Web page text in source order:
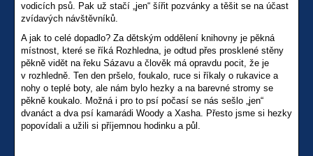
vodicích psů. Pak už stačí „jen“ šířit pozvánky a těšit se na účast
zvídavých návštěvníků.
A jak to celé dopadlo? Za dětským oddělení knihovny je pěkná
místnost, které se říká Rozhledna, je odtud přes prosklené stěny
pěkně vidět na řeku Sázavu a člověk má opravdu pocit, že je
v rozhledně. Ten den pršelo, foukalo, ruce si říkaly o rukavice a
nohy o teplé boty, ale nám bylo hezky a na barevné stromy se
pěkně koukalo. Možná i pro to psí počasí se nás sešlo „jen“
dvanáct a dva psí kamarádi Woody a Xasha. Přesto jsme si hezky
popovídali a užili si příjemnou hodinku a půl.